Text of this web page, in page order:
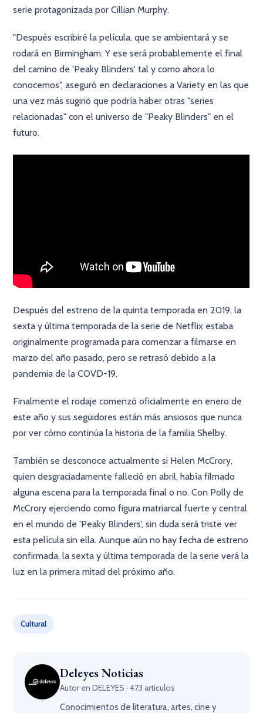
serie protagonizada por Cillian Murphy.
"Después escribiré la película, que se ambientará y se
rodará en Birmingham. Y ese será probablemente el final
del camino de 'Peaky Blinders' tal y como ahora lo
conocemos", aseguró en declaraciones a Variety en las que
una vez más sugirió que podría haber otras "series
relacionadas" con el universo de "Peaky Blinders" en el
futuro.
Después del estreno de la quinta temporada en 2019, la
sexta y última temporada de la serie de Netflix estaba
originalmente programada para comenzar a filmarse en
marzo del año pasado, pero se retrasó debido a la
pandemia de la COVD-19.
Finalmente el rodaje comenzó oficialmente en enero de
este año y sus seguidores están más ansiosos que nunca
por ver cómo continúa la historia de la familia Shelby.
También se desconoce actualmente si Helen McCrory,
quien desgraciadamente falleció en abril, había filmado
alguna escena para la temporada final o no. Con Polly de
McCrory ejerciendo como figura matriarcal fuerte y central
en el mundo de 'Peaky Blinders', sin duda será triste ver
esta película sin ella. Aunque aún no hay fecha de estreno
confirmada, la sexta y última temporada de la serie verá la
luz en la primera mitad del próximo año.
Cultural
Deleyes Noticias
Autor en DELEYES · 473 artículos
Conocimientos de literatura, artes, cine y